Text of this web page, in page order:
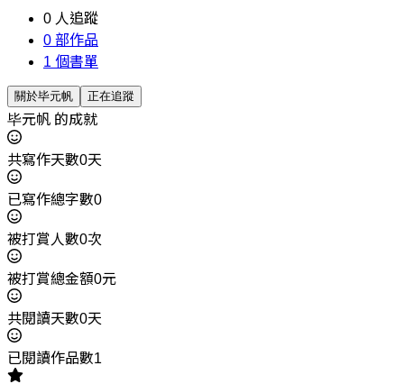
0 人追蹤
0 部作品
1 個書單
關於毕元帆 正在追蹤
毕元帆 的成就
共寫作天數0天
已寫作總字數0
被打賞人數0次
被打賞總金額0元
共閱讀天數0天
已閱讀作品數1